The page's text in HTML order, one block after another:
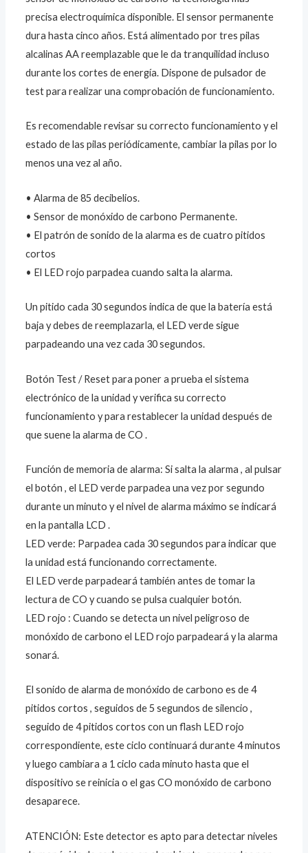
precisa electroquímica disponible. El sensor permanente
dura hasta cinco años. Está alimentado por tres pilas
alcalinas AA reemplazable que le da tranquilidad incluso
durante los cortes de energía. Dispone de pulsador de
test para realizar una comprobación de funcionamiento.
Es recomendable revisar su correcto funcionamiento y el
estado de las pilas periódicamente, cambiar la pilas por lo
menos una vez al año.
• Alarma de 85 decibelios.
• Sensor de monóxido de carbono Permanente.
• El patrón de sonido de la alarma es de cuatro pitidos
cortos
• El LED rojo parpadea cuando salta la alarma.
Un pitido cada 30 segundos indica de que la batería está
baja y debes de reemplazarla, el LED verde sigue
parpadeando una vez cada 30 segundos.
Botón Test / Reset para poner a prueba el sistema
electrónico de la unidad y verifica su correcto
funcionamiento y para restablecer la unidad después de
que suene la alarma de CO .
Función de memoria de alarma: Si salta la alarma , al pulsar
el botón , el LED verde parpadea una vez por segundo
durante un minuto y el nivel de alarma máximo se indicará
en la pantalla LCD .
LED verde: Parpadea cada 30 segundos para indicar que
la unidad está funcionando correctamente.
El LED verde parpadeará también antes de tomar la
lectura de CO y cuando se pulsa cualquier botón.
LED rojo : Cuando se detecta un nivel peligroso de
monóxido de carbono el LED rojo parpadeará y la alarma
sonará.
El sonido de alarma de monóxido de carbono es de 4
pitidos cortos , seguidos de 5 segundos de silencio ,
seguido de 4 pitidos cortos con un flash LED rojo
correspondiente, este ciclo continuará durante 4 minutos
y luego cambiara a 1 ciclo cada minuto hasta que el
dispositivo se reinicia o el gas CO monóxido de carbono
desaparece.
ATENCIÓN: Este detector es apto para detectar niveles